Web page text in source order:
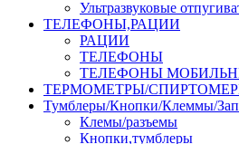
Ультразвуковые
ТЕЛЕФОНЫ,РАЦИИ
РАЦИИ
ТЕЛЕФОНЫ
ТЕЛЕФОНЫ
ТЕРМОМЕТРЫ/
Тумблеры/Кнопки/Клеммы/
Клемы/разъемы
Кнопки,тумблеры